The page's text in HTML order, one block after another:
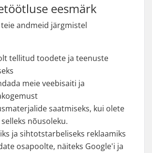
eesmärk
andmeid järgmistel
tellitud toodete ja teenuste
meie veebisaiti ja
saatmiseks, kui olete
nõusoleku.
ja sihtotstarbeliseks reklaamiks
osapoolte, näiteks Google'i ja